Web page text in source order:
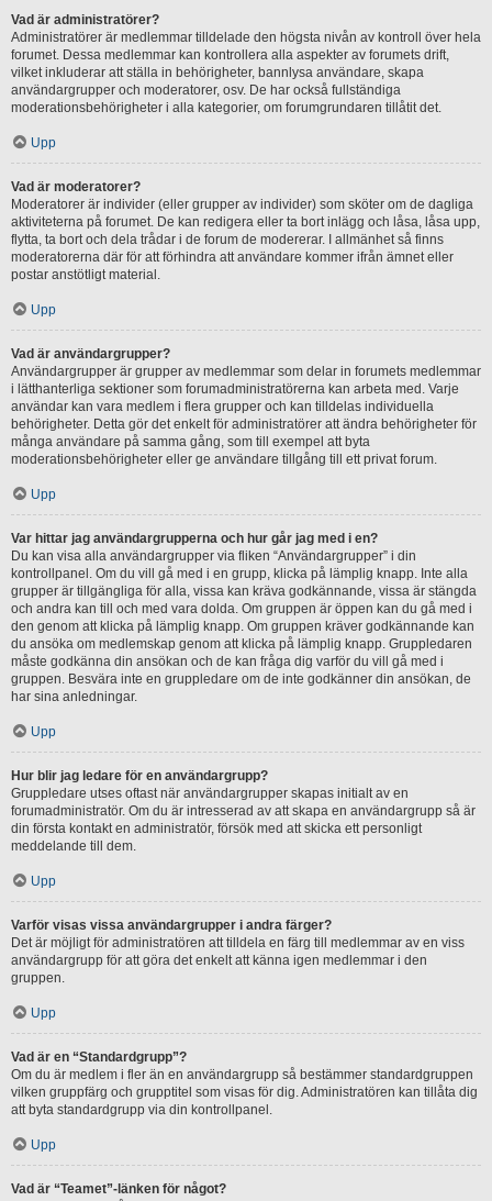
Vad är administratörer?
Administratörer är medlemmar tilldelade den högsta nivån av kontroll över hela
forumet. Dessa medlemmar kan kontrollera alla aspekter av forumets drift,
vilket inkluderar att ställa in behörigheter, bannlysa användare, skapa
användargrupper och moderatorer, osv. De har också fullständiga
moderationsbehörigheter i alla kategorier, om forumgrundaren tillåtit det.
Upp
Vad är moderatorer?
Moderatorer är individer (eller grupper av individer) som sköter om de dagliga
aktiviteterna på forumet. De kan redigera eller ta bort inlägg och låsa, låsa upp,
flytta, ta bort och dela trådar i de forum de modererar. I allmänhet så finns
moderatorerna där för att förhindra att användare kommer ifrån ämnet eller
postar anstötligt material.
Upp
Vad är användargrupper?
Användargrupper är grupper av medlemmar som delar in forumets medlemmar
i lätthanterliga sektioner som forumadministratörerna kan arbeta med. Varje
användar kan vara medlem i flera grupper och kan tilldelas individuella
behörigheter. Detta gör det enkelt för administratörer att ändra behörigheter för
många användare på samma gång, som till exempel att byta
moderationsbehörigheter eller ge användare tillgång till ett privat forum.
Upp
Var hittar jag användargrupperna och hur går jag med i en?
Du kan visa alla användargrupper via fliken “Användargrupper” i din
kontrollpanel. Om du vill gå med i en grupp, klicka på lämplig knapp. Inte alla
grupper är tillgängliga för alla, vissa kan kräva godkännande, vissa är stängda
och andra kan till och med vara dolda. Om gruppen är öppen kan du gå med i
den genom att klicka på lämplig knapp. Om gruppen kräver godkännande kan
du ansöka om medlemskap genom att klicka på lämplig knapp. Gruppledaren
måste godkänna din ansökan och de kan fråga dig varför du vill gå med i
gruppen. Besvära inte en gruppledare om de inte godkänner din ansökan, de
har sina anledningar.
Upp
Hur blir jag ledare för en användargrupp?
Gruppledare utses oftast när användargrupper skapas initialt av en
forumadministratör. Om du är intresserad av att skapa en användargrupp så är
din första kontakt en administratör, försök med att skicka ett personligt
meddelande till dem.
Upp
Varför visas vissa användargrupper i andra färger?
Det är möjligt för administratören att tilldela en färg till medlemmar av en viss
användargrupp för att göra det enkelt att känna igen medlemmar i den
gruppen.
Upp
Vad är en “Standardgrupp”?
Om du är medlem i fler än en användargrupp så bestämmer standardgruppen
vilken gruppfärg och grupptitel som visas för dig. Administratören kan tillåta dig
att byta standardgrupp via din kontrollpanel.
Upp
Vad är “Teamet”-länken för något?